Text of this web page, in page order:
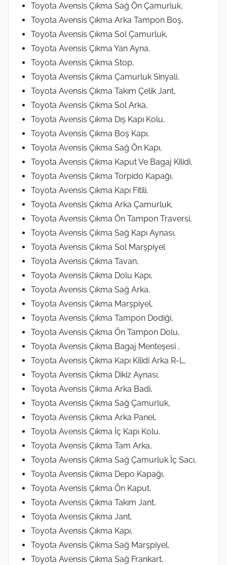
Toyota Avensis Çıkma Sağ Ön Çamurluk,
Toyota Avensis Çıkma Arka Tampon Boş,
Toyota Avensis Çıkma Sol Çamurluk,
Toyota Avensis Çıkma Yan Ayna,
Toyota Avensis Çıkma Stop,
Toyota Avensis Çıkma Çamurluk Sinyali,
Toyota Avensis Çıkma Takım Çelik Jant,
Toyota Avensis Çıkma Sol Arka,
Toyota Avensis Çıkma Dış Kapı Kolu,
Toyota Avensis Çıkma Boş Kapı,
Toyota Avensis Çıkma Sağ Ön Kapı,
Toyota Avensis Çıkma Kaput Ve Bagaj Kilidi,
Toyota Avensis Çıkma Torpido Kapağı,
Toyota Avensis Çıkma Kapı Fitili,
Toyota Avensis Çıkma Arka Çamurluk,
Toyota Avensis Çıkma Ön Tampon Traversi,
Toyota Avensis Çıkma Sağ Kapı Aynası,
Toyota Avensis Çıkma Sol Marşpiyel
Toyota Avensis Çıkma Tavan,
Toyota Avensis Çıkma Dolu Kapı,
Toyota Avensis Çıkma Sağ Arka,
Toyota Avensis Çıkma Marşpiyel,
Toyota Avensis Çıkma Tampon Dodiği,
Toyota Avensis Çıkma Ön Tampon Dolu,
Toyota Avensis Çıkma Bagaj Menteşesi ,
Toyota Avensis Çıkma Kapı Kilidi Arka R-L,
Toyota Avensis Çıkma Dikiz Aynası,
Toyota Avensis Çıkma Arka Badi,
Toyota Avensis Çıkma Sağ Çamurluk,
Toyota Avensis Çıkma Arka Panel,
Toyota Avensis Çıkma İç Kapı Kolu,
Toyota Avensis Çıkma Tam Arka,
Toyota Avensis Çıkma Sağ Çamurluk İç Sacı,
Toyota Avensis Çıkma Depo Kapağı,
Toyota Avensis Çıkma Ön Kaput,
Toyota Avensis Çıkma Takım Jant,
Toyota Avensis Çıkma Jant,
Toyota Avensis Çıkma Kapı,
Toyota Avensis Çıkma Sağ Marşpiyel,
Toyota Avensis Çıkma Sağ Frankart,